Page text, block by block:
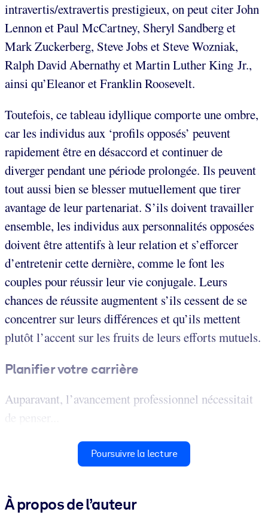
intravertis/extravertis prestigieux, on peut citer John
Lennon et Paul McCartney, Sheryl Sandberg et
Mark Zuckerberg, Steve Jobs et Steve Wozniak,
Ralph David Abernathy et Martin Luther King Jr.,
ainsi qu’Eleanor et Franklin Roosevelt.
Toutefois, ce tableau idyllique comporte une ombre,
car les individus aux ‘profils opposés’ peuvent
rapidement être en désaccord et continuer de
diverger pendant une période prolongée. Ils peuvent
tout aussi bien se blesser mutuellement que tirer
avantage de leur partenariat. S’ils doivent travailler
ensemble, les individus aux personnalités opposées
doivent être attentifs à leur relation et s’efforcer
d’entretenir cette dernière, comme le font les
couples pour réussir leur vie conjugale. Leurs
chances de réussite augmentent s’ils cessent de se
concentrer sur leurs différences et qu’ils mettent
plutôt l’accent sur les fruits de leurs efforts mutuels.
Planifier votre carrière
Auparavant, l’avancement professionnel nécessitait
de penser...
Poursuivre la lecture
À propos de l’auteur